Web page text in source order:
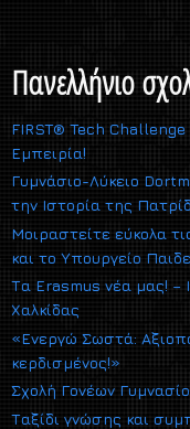
Πανελλήνιο
FIRST® Tech
Εμπειρία!
Γυμνάσιο-Λύκειο
την Ιστορία της
Μοιραστείτε εύκολα
και το Υπουργείο
Τα Erasmus νέα μας! –
Χαλκίδας
«Ενεργώ Σωστά:
κερδισμένος!»
Σχολή Γονέων
Ταξίδι γνώσης και